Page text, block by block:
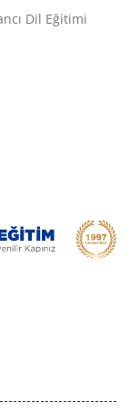
Dil Eğitimi